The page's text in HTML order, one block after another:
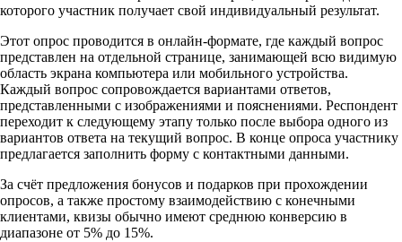
которого участник получает свой индивидуальный результат.
Этот опрос проводится в онлайн-формате, где каждый вопрос
представлен на отдельной странице, занимающей всю видимую
область экрана компьютера или мобильного устройства.
Каждый вопрос сопровождается вариантами ответов,
представленными с изображениями и пояснениями. Респондент
переходит к следующему этапу только после выбора одного из
вариантов ответа на текущий вопрос. В конце опроса участнику
предлагается заполнить форму с контактными данными.
За счёт предложения бонусов и подарков при прохождении
опросов, а также простому взаимодействию с конечными
клиентами, квизы обычно имеют среднюю конверсию в
диапазоне от 5% до 15%.